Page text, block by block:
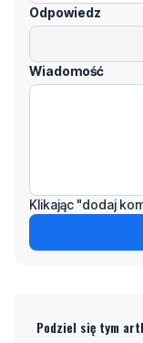
Wiadomość
Czytaj również